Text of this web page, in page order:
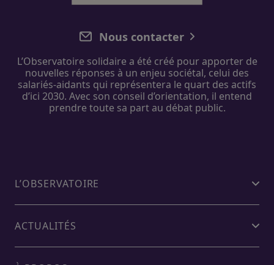
Nous contacter
L’Observatoire solidaire a été créé pour apporter de
nouvelles réponses à un enjeu sociétal, celui des
salariés-aidants qui représentera le quart des actifs
d’ici 2030. Avec son conseil d’orientation, il entend
prendre toute sa part au débat public.
L’OBSERVATOIRE
ACTUALITÉS